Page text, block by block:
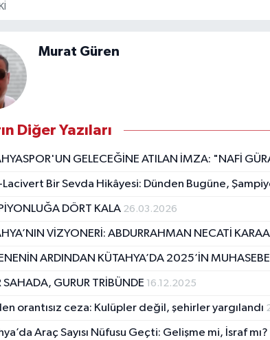
Murat Güren
Diğer Yazıları
GELECEĞİNE ATILAN İMZA: "NAFİ
Bir Sevda Hikâyesi: Dünden Bugüne,
DÖRT KALA 26.03.2026
VİZYONERİ: ABDURRAHMAN NECATİ KARAA
ARDINDAN KÜTAHYA’DA 2025’İN
SAHADA, GURUR TRİBÜNDE 16.12.2025
orantısız ceza: Kulüpler değil, şehirler yargılandı
Araç Sayısı Nüfusu Geçti: Gelişme mi, İsraf mı?